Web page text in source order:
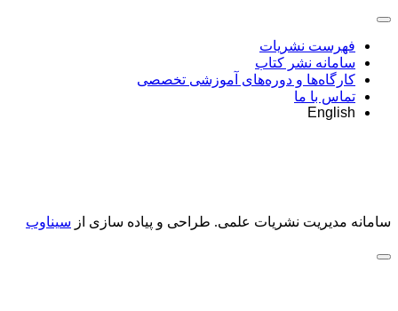
فهرست نشریات
سامانه نشر کتاب
کارگاه‌ها و دوره‌های آموزشی تخصصی
تماس با ما
English
سامانه مدیریت نشریات علمی. طراحی و پیاده سازی از سیناوب